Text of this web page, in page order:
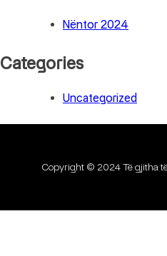
Nëntor 2024
Categories
Uncategorized
Copyright © 2024 Të gjitha